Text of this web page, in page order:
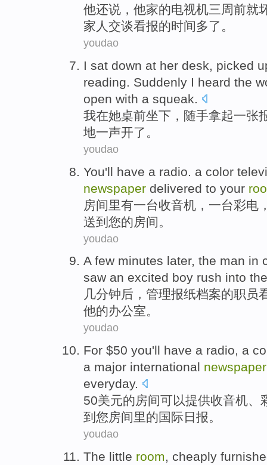
他还说， 他家的电视机三周前就
家人 交谈看报的时间多了。
youdao
I sat down at her desk, picked
reading. Suddenly I heard the
open with a squeak.
我在她桌前坐下 ， 随手拿起一张
地一声开了 。
youdao
You'll have a radio.
a color
newspaper delivered to your
房间里有一台收音机，一台彩电
送到 您的房间。
youdao
A few minutes later, the man in
saw an excited boy rush into the
几分钟后 ， 管理报纸档案的职员
他的办公室。
youdao
For $50 you'll have a radio, a
a major international newspaper
everyday.
50美元的房间可以提供收音机、
到 您房间里的国际日报。
youdao
The little room, cheaply